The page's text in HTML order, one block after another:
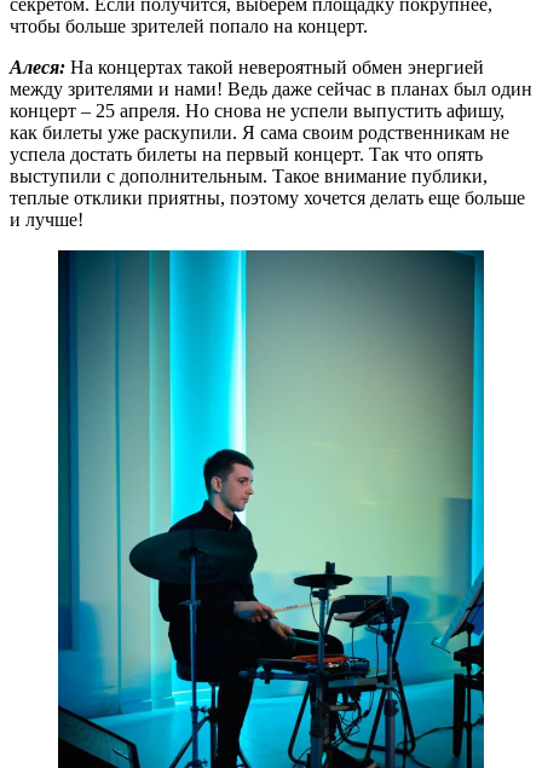
чтобы больше зрителей попало на концерт.
Алеся: На концертах такой невероятный обмен энергией
между зрителями и нами! Ведь даже сейчас в планах был один
концерт – 25 апреля. Но снова не успели выпустить афишу,
как билеты уже раскупили. Я сама своим родственникам не
успела достать билеты на первый концерт. Так что опять
выступили с дополнительным. Такое внимание публики,
теплые отклики приятны, поэтому хочется делать еще больше
и лучше!